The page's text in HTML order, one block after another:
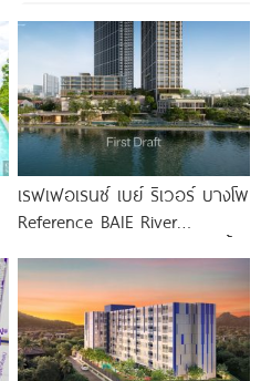
เรฟเฟอเรนซ์ เบย์ ริเวอร์ บางโพ
Reference BAIE River
จาก